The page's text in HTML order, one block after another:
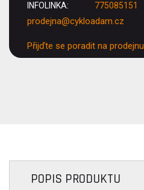
INFOLINKA: 775085151
prodejna@cykloadam.cz
Přijďte se poradit na prodejnu
POPIS PRODUKTU